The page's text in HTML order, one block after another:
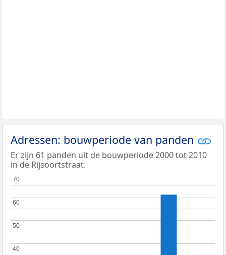
Adressen: bouwperiode van panden
Er zijn 61 panden uit de bouwperiode 2000 tot 2010
in de Rijsoortstraat.
40
40
50
50
60
60
70
70